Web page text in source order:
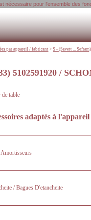
nécessaire pour l'ensemble des
5102591920 /
table
adaptés à l'appareil
/ Bagues D'etancheite
par appareil / fabricant> S - (Savett ... Sefram)